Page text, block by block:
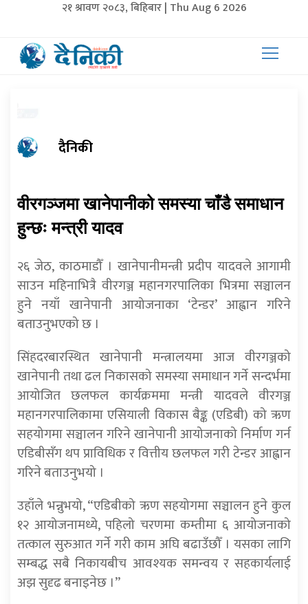
२१ श्रावण २०८३, बिहिबार | Thu Aug 6 2026
दैनिकी
वीरगञ्जमा खानेपानीको समस्या चाँडै समाधान
हुन्छः मन्त्री यादव
२६ जेठ, काठमाडौँ । खानेपानीमन्त्री प्रदीप यादवले आगामी
साउन महिनाभित्रै वीरगञ्ज महानगरपालिका भित्रमा सञ्चालन
हुने नयाँ खानेपानी आयोजनाका ‘टेन्डर’ आह्वान गरिने
बताउनुभएको छ ।
सिंहदरबारस्थित खानेपानी मन्त्रालयमा आज वीरगञ्जको
खानेपानी तथा ढल निकासको समस्या समाधान गर्ने सन्दर्भमा
आयोजित छलफल कार्यक्रममा मन्त्री यादवले वीरगञ्ज
महानगरपालिकामा एसियाली विकास बैङ्क (एडिबी) को ऋण
सहयोगमा सञ्चालन गरिने खानेपानी आयोजनाको निर्माण गर्न
एडिबीसँग थप प्राविधिक र वित्तीय छलफल गरी टेन्डर आह्वान
गरिने बताउनुभयो ।
उहाँले भन्नुभयो, “एडिबीको ऋण सहयोगमा सञ्चालन हुने कुल
१२ आयोजनामध्ये, पहिलो चरणमा कम्तीमा ६ आयोजनाको
तत्काल सुरुआत गर्ने गरी काम अघि बढाउँछौँ । यसका लागि
सम्बद्ध सबै निकायबीच आवश्यक समन्वय र सहकार्यलाई
अझ सुदृढ बनाइनेछ ।”